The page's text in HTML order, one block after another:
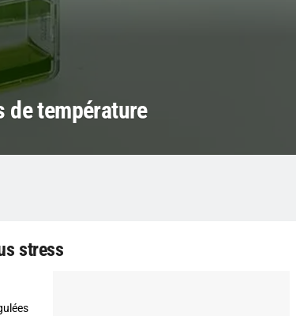
de température
stress